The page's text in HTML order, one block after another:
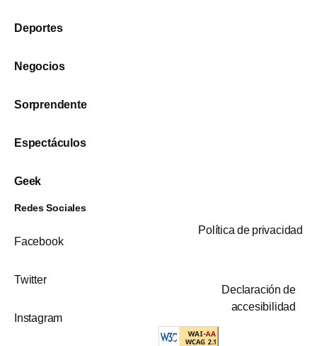
Deportes
Negocios
Sorprendente
Espectáculos
Geek
Redes Sociales
Facebook
Twitter
Instagram
Política de privacidad
Declaración de
accesibilidad